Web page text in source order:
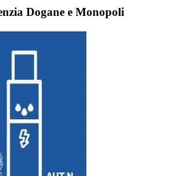
Dogane e Monopoli